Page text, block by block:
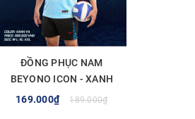
ĐỒNG PHỤC NAM
BEYONO ICON - XANH
YA
169.000₫ 189.000₫